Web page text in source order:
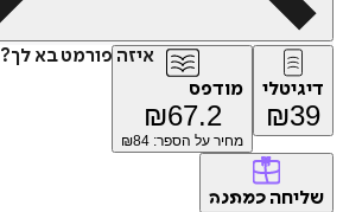
איזה פורמט בא לך?
דיגיטלי
₪39
מודפס
₪67.2
מחיר על הספר: ₪ 84
שליחה כמתנה